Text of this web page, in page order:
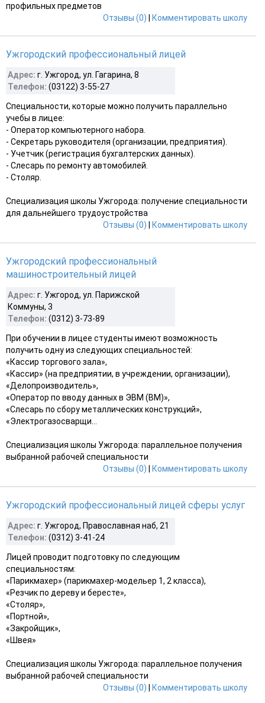
профильных предметов
Отзывы (0)
Комментировать школу
Ужгородский профессиональный лицей
Адрес: г. Ужгород, ул. Гагарина, 8
Телефон: (03122) 3-55-27
Специальности, которые можно получить параллельно
учебы в лицее:
- Оператор компьютерного набора.
- Секретарь руководителя (организации, предприятия).
- Учетчик (регистрация бухгалтерских данных).
- Слесарь по ремонту автомобилей.
- Столяр.
Специализация школы Ужгорода: получение специальности
для дальнейшего трудоустройства
Отзывы (0)
Комментировать школу
Ужгородский профессиональный
машиностроительный лицей
Адрес: г. Ужгород, ул. Парижской
Коммуны, 3
Телефон: (0312) 3-73-89
При обучении в лицее студенты имеют возможность
получить одну из следующих специальностей:
«Кассир торгового зала»,
«Кассир» (на предприятии, в учреждении, организации),
«Делопроизводитель»,
«Оператор по вводу данных в ЭВМ (ВМ)»,
«Слесарь по сбору металлических конструкций»,
«Электрогазосварщи...
Специализация школы Ужгорода: параллельное получения
выбранной рабочей специальности
Отзывы (0)
Комментировать школу
Ужгородский профессиональный лицей сферы услуг
Адрес: г. Ужгород, Православная наб, 21
Телефон: (0312) 3-41-24
Лицей проводит подготовку по следующим
специальностям:
«Парикмахер» (парикмахер-модельер 1, 2 класса),
«Резчик по дереву и бересте»,
«Столяр»,
«Портной»,
«Закройщик»,
«Швея»
Специализация школы Ужгорода: параллельное получения
выбранной рабочей специальности
Отзывы (0)
Комментировать школу